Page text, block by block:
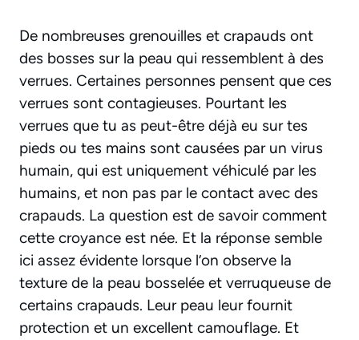
De nombreuses grenouilles et crapauds ont
des bosses sur la peau qui ressemblent à des
verrues. Certaines personnes pensent que ces
verrues sont contagieuses. Pourtant les
verrues que tu as peut-être déjà eu sur tes
pieds ou tes mains sont causées par un virus
humain, qui est uniquement véhiculé par les
humains, et non pas par le contact avec des
crapauds. La question est de savoir comment
cette croyance est née. Et la réponse semble
ici assez évidente lorsque l’on observe la
texture de la peau bosselée et verruqueuse de
certains crapauds. Leur peau leur fournit
protection et un excellent camouflage. Et